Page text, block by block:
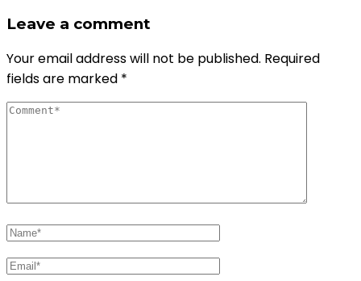
Leave a comment
Your email address will not be published. Required
fields are marked *